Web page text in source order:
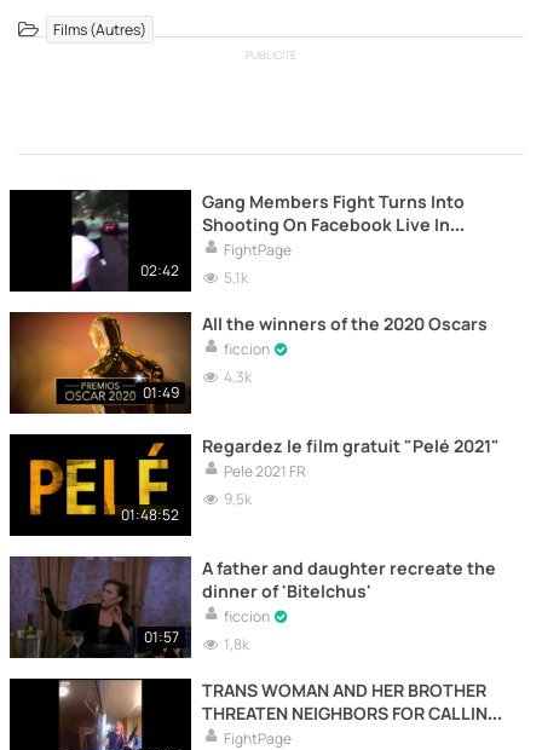
Films (Autres)
PUBLICITÉ
02:42
Gang Members Fight Turns Into
Shooting On Facebook Live In
Memphis
FightPage
5,1k
01:49
All the winners of the 2020 Oscars
ficcion
4,3k
01:48:52
Regardez le film gratuit "Pelé 2021"
Pele 2021 FR
9,5k
01:57
A father and daughter recreate the
dinner of 'Bitelchus'
ficcion
1,8k
TRANS WOMAN AND HER BROTHER
THREATEN NEIGHBORS FOR CALLING
HER A MALE
FightPage